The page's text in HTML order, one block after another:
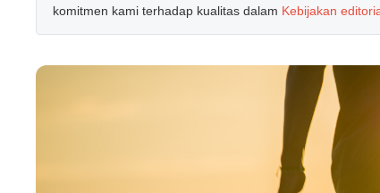
komitmen kami terhadap kualitas dalam Kebijakan